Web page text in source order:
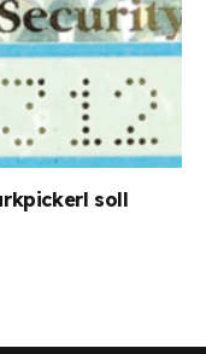
soll